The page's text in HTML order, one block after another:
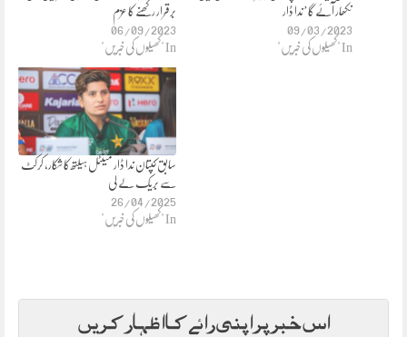
برقرار رکھنے کا عزم
06/09/2023
In "کھیلوں کی خبریں"
نکھار آئے گا’ندا ڈار
09/03/2023
In "کھیلوں کی خبریں"
سابق کپتان ندا ڈار مینٹل ہیلتھ کا شکار، کرکٹ
سے بریک لے لی
26/04/2025
In "کھیلوں کی خبریں"
اس خبر پر اپنی رائے کا اظہار کریں